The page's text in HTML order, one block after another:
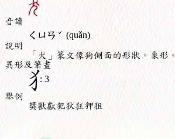
音讀
ㄑㄩㄢ ˇ (quǎn)
說明
「犬」篆文像狗側面的形狀。象形。
異形及筆畫
: 3
舉例
獎獸獻犯狄狂狎狙